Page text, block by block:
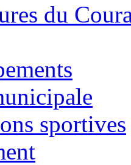
du
sportives